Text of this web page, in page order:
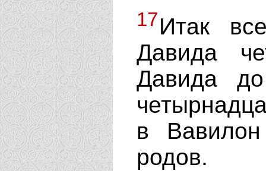
17Итак
Давида
Давида
в
родов.